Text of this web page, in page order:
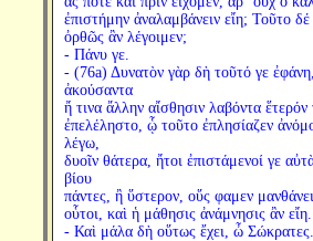
ἐπιστήμην ἀναλαμβάνειν εἴη; Τοῦτο
ὀρθῶς ἂν λέγοιμεν;
- Πάνυ γε.
- (76a) Δυνατὸν γὰρ δὴ τοῦτό γε
ἀκούσαντα
ἤ τινα ἄλλην αἴσθησιν λαβόντα
ἐπελέληστο, ᾧ τοῦτο ἐπλησίαζεν
λέγω,
δυοῖν θάτερα, ἤτοι ἐπιστάμενοί γε
βίου
πάντες, ἢ ὕστερον, οὕς φαμεν
οὗτοι, καὶ ἡ μάθησις ἀνάμνησις ἂν εἴη.
- Καὶ μάλα δὴ οὕτως ἔχει, ὦ Σώκρατες.